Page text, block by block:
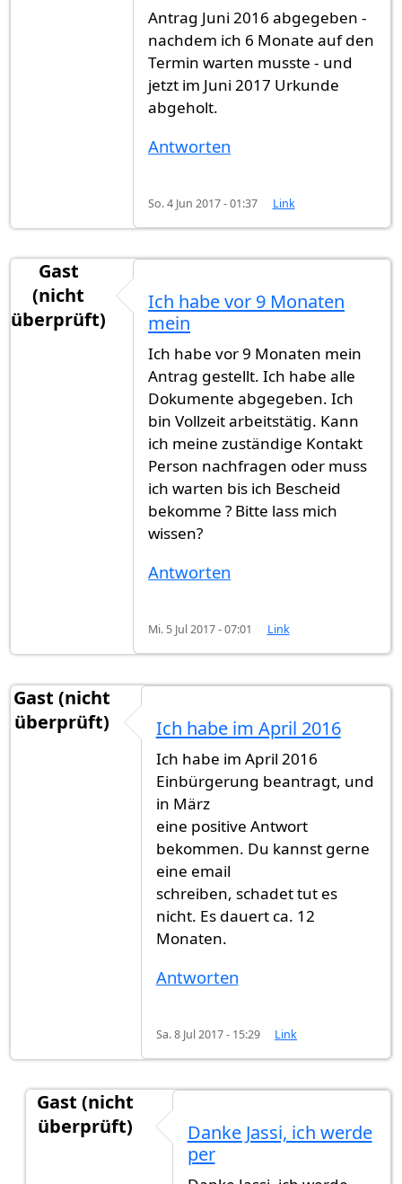
Antrag Juni 2016 abgegeben -
nachdem ich 6 Monate auf den
Termin warten musste - und
jetzt im Juni 2017 Urkunde
abgeholt.
Antworten
So. 4 Jun 2017 - 01:37 Link
Gast
(nicht
überprüft)
Ich habe vor 9 Monaten
mein
Ich habe vor 9 Monaten mein
Antrag gestellt. Ich habe alle
Dokumente abgegeben. Ich
bin Vollzeit arbeitstätig. Kann
ich meine zuständige Kontakt
Person nachfragen oder muss
ich warten bis ich Bescheid
bekomme ? Bitte lass mich
wissen?
Antworten
Mi. 5 Jul 2017 - 07:01 Link
Gast (nicht
überprüft)
Ich habe im April 2016
Ich habe im April 2016
Einbürgerung beantragt, und
in März
eine positive Antwort
bekommen. Du kannst gerne
eine email
schreiben, schadet tut es
nicht. Es dauert ca. 12
Monaten.
Antworten
Sa. 8 Jul 2017 - 15:29 Link
Gast (nicht
überprüft)
Ich habe im April 2016vonGast
Danke Jassi, ich werde
per